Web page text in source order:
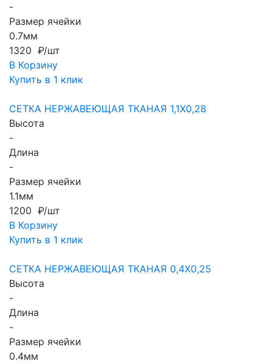
-
Размер ячейки
0.7мм
1320 ₽/шт
В Корзину
Купить в 1 клик
СЕТКА НЕРЖАВЕЮЩАЯ ТКАНАЯ 1,1X0,28
Высота
-
Длина
-
Размер ячейки
1.1мм
1200 ₽/шт
В Корзину
Купить в 1 клик
СЕТКА НЕРЖАВЕЮЩАЯ ТКАНАЯ 0,4X0,25
Высота
-
Длина
-
Размер ячейки
0.4мм